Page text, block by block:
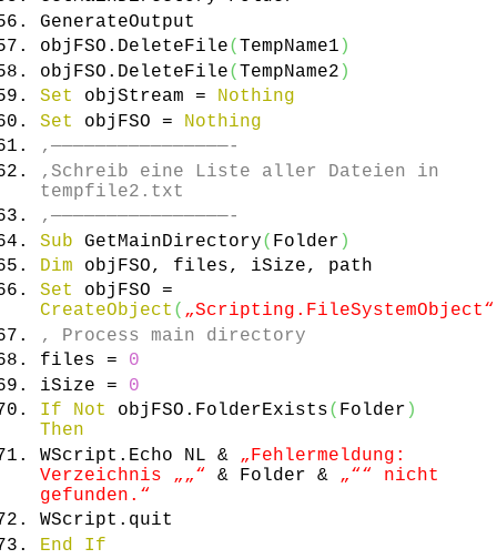
GenerateOutput
objFSO. DeleteFile( TempName1 )
objFSO. DeleteFile( TempName2 )
Set
objStream = Nothing
Set
objFSO = Nothing
‚————————————————-
‚Schreib eine Liste aller Dateien in
tempfile2.txt
‚————————————————-
Sub GetMainDirectory( Folder )
Dim objFSO, files, iSize, path
Set
objFSO =
CreateObject ( „Scripting.FileSystemObject“
‚ Process main directory
files = 0
iSize = 0
If
Not objFSO. FolderExists( Folder )
Then
WScript. Echo NL & „Fehlermeldung:
Verzeichnis „„“ & Folder & „““ nicht
gefunden.“
WScript. quit
End
If